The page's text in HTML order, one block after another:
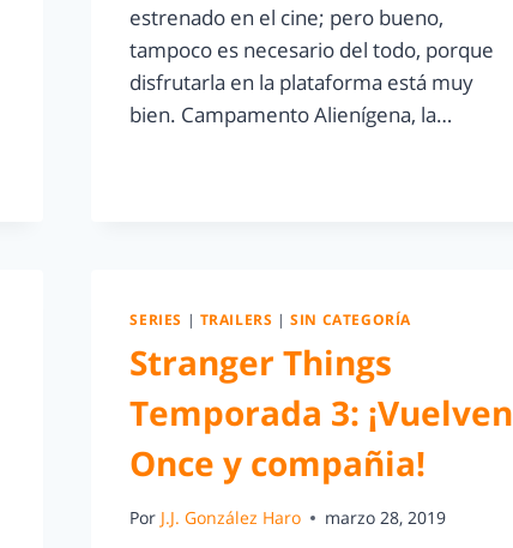
estrenado en el cine; pero bueno,
tampoco es necesario del todo, porque
disfrutarla en la plataforma está muy
bien. Campamento Alienígena, la…
SERIES | TRAILERS |SIN CATEGORÍA
Stranger Things
Temporada 3: ¡Vuelven
Once y compañia!
Por J.J. González Haro marzo 28, 2019